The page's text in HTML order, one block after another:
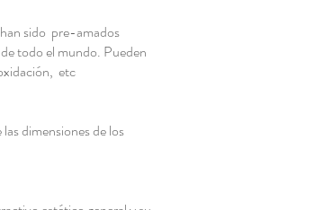
sido pre-amados
de todo el mundo. Pueden
etc
dimensiones de los